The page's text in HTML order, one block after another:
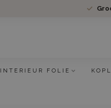
INTERIEUR FOLIE